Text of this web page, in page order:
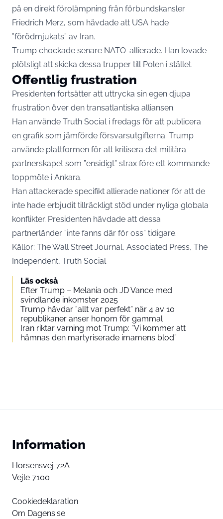
på en direkt förolämpning från förbundskansler
Friedrich Merz, som hävdade att USA hade
”förödmjukats” av Iran.
Trump chockade senare NATO-allierade. Han lovade
plötsligt att skicka dessa trupper till Polen i stället.
Offentlig frustration
Presidenten fortsätter att uttrycka sin egen djupa
frustration över den transatlantiska alliansen.
Han använde Truth Social i fredags för att publicera
en grafik som jämförde försvarsutgifterna. Trump
använde plattformen för att kritisera det militära
partnerskapet som ”ensidigt” strax före ett kommande
toppmöte i Ankara.
Han attackerade specifikt allierade nationer för att de
inte hade erbjudit tillräckligt stöd under nyliga globala
konflikter. Presidenten hävdade att dessa
partnerländer ”inte fanns där för oss” tidigare.
Källor: The Wall Street Journal, Associated Press, The
Independent, Truth Social
Läs också
Efter Trump – Melania och JD Vance med
svindlande inkomster 2025
Trump hävdar ”allt var perfekt” när 4 av 10
republikaner anser honom för gammal
Iran riktar varning mot Trump: ”Vi kommer att
hämnas den martyriserade imamens blod”
Information
Horsensvej 72A
Vejle 7100
Cookiedeklaration
Om Dagens.se